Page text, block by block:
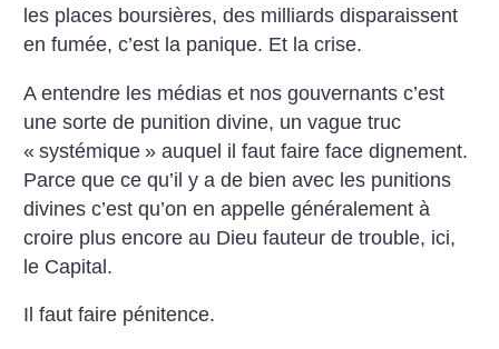
les places boursières, des milliards disparaissent
en fumée, c’est la panique. Et la crise.
A entendre les médias et nos gouvernants c’est
une sorte de punition divine, un vague truc
« systémique » auquel il faut faire face dignement.
Parce que ce qu’il y a de bien avec les punitions
divines c’est qu’on en appelle généralement à
croire plus encore au Dieu fauteur de trouble, ici,
le Capital.
Il faut faire pénitence.